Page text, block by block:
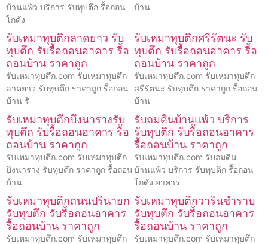
บ้านแพ้ว บริการ รับทุบตึก รื้อถอน
โกดัง
บ้าน
รับเหมาทุบตึกลาดยาว รับ
ทุบตึก รับรื้อถอนอาคาร รื้อ
ถอนบ้าน ราคาถูก
รับเหมาทุบตึก.com รับเหมาทุบตึก
ลาดยาว รับทุบตึก ราคาถูก รื้อถอน
บ้าน รั
รับเหมาทุบตึกศรีรัตนะ รับ
ทุบตึก รับรื้อถอนอาคาร รื้อ
ถอนบ้าน ราคาถูก
รับเหมาทุบตึก.com รับเหมาทุบตึก
ศรีรัตนะ รับทุบตึก ราคาถูก รื้อถอน
บ้าน
รับเหมาทุบตึกบึงนารางรับ
ทุบตึก รับรื้อถอนอาคาร รื้อ
ถอนบ้าน ราคาถูก
รับเหมาทุบตึก.com รับเหมาทุบตึก
บึงนาราง รับทุบตึก ราคาถูก รื้อถอน
บ้าน
รับถมดินบ้านแพ้ว บริการ
รับทุบตึก รับรื้อถอนอาคาร
รื้อถอนบ้าน ราคาถูก
รับเหมาทุบตึก.com รับถมดิน
บ้านแพ้ว บริการ รับทุบตึก รื้อถอน
โกดัง อาคาร
รับเหมาทุบตึกถนนปรินายก
รับทุบตึก รับรื้อถอนอาคาร
รื้อถอนบ้าน ราคาถูก
รับเหมาทุบตึก.com รับเหมาทุบตึก
รับเหมาทุบตึกวารินชำราบ
รับทุบตึก รับรื้อถอนอาคาร
รื้อถอนบ้าน ราคาถูก
รับเหมาทุบตึก.com รับเหมาทุบตึก